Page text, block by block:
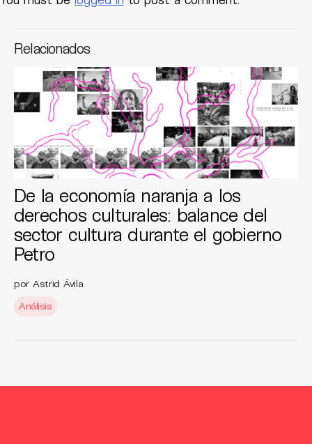
Relacionados
De la economía naranja a los
derechos culturales: balance del
sector cultura durante el gobierno
Petro
por Astrid Ávila
Análisis